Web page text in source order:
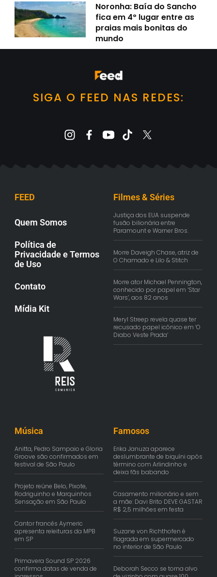
Noronha: Baía do Sancho
fica em 4º lugar entre as
praias mais bonitas do
mundo
SIGA O FEED NAS REDES:
FEED
Quem Somos
Política de
Privacidade e Termos
de Uso
Contato
Mídia Kit
Filmes & Séries
Justiça dos EUA suspende
fusão bilionária entre
Paramount e Warner Bros.
Morre Daveigh Chase, atriz de
O Chamado e Lilo & Stitch
Morre ator Michael Pennington,
conhecido por papel em ‘Star
Wars’, aos 82 anos
Meryl Streep revela quase ter
recusado papel icônico em ‘O
Diabo Veste Prada’
Música
Anitta, Pedro Sampaio e Gloria
Groove são confirmados em
festival de São Paulo
Projeto reúne Belo, Pixote,
Rodriguinho e Marquinhos
Sensação em São Paulo
Cantor francês Aymeric
apresenta releituras da MPB
em SP
Primavera Sound SP 2026
confirma datas de venda de
Famosos
Erika Januza aparece
deslumbrante de biquíni após
término com Arlindinho e
deixa fãs babando
Casamento milionário e sem
a mãe: Davi Brito DEVE GASTAR
R$ 2,5 milhões em festa
Suzane von Richthofen é
flagrada em supermercado
no interior de São Paulo
Deborah Secco se torna alvo